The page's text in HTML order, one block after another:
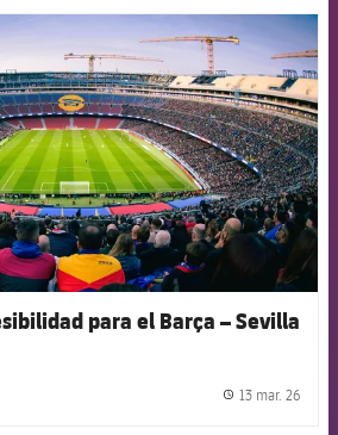
FCB Barcelona badge
para el Barça – Sevilla
13 mar. 26